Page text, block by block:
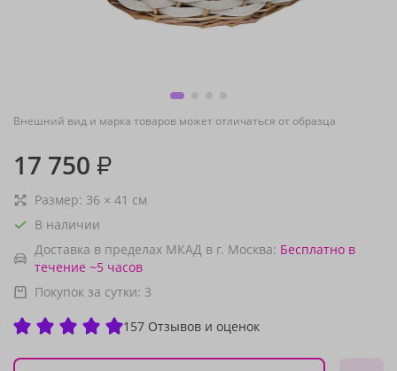
Внешний вид и марка товаров может отличаться от образца
17 750 ₽
Размер: 36 × 41 см
В наличии
Доставка в пределах МКАД в г. Москва: Бесплатно в
течение ~5 часов
Покупок за сутки: 3
157 Отзывов и оценок